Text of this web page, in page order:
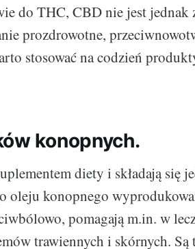
do THC, CBD nie jest jednak
prozdrowotne,
stosować na codzień
konopnych.
diety i składają się
oleju konopnego
pomagają m.in. w
trawiennych i skórnych. Są